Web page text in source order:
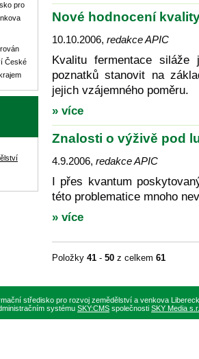
Nové hodnocení
10.10.2006, redakce APIC
Kvalitu fermentace siláže
poznatků stanovit na
jejich vzájemného poměru.
» více
Znalosti o výživě pod
4.9.2006, redakce APIC
I přes kvantum
této problematice mnoho
» více
Položky 41 - 50 z celkem 61
pro
České
středisko pro rozvoj zemědělství a venkova
systému SKY:CMS společnosti SKY Media